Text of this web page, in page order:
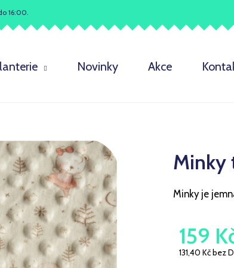
16:00.
Novinky Akce
Minky
Minky je
159
131,40 Kč bez
Co potřebujete najít?
Doporučujeme